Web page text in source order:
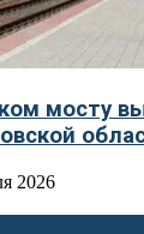
мосту
2026